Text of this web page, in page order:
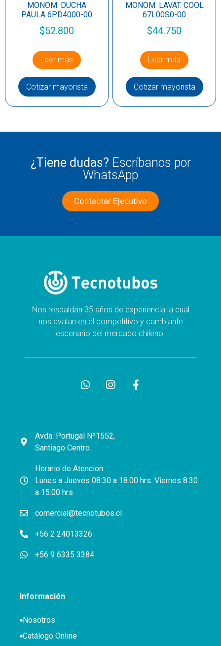
MONOM. DUCHA
PAULA 6PD4000-00
$52.800
Leer más
Cotizar mayorista
MONOM. LAVAT. COOL
67L00S0-00
$44.750
Leer más
Cotizar mayorista
¿Tiene dudas? Escríbanos por
WhatsApp
Contactar Ejecutivo
Nos respaldan 35 años de experiencia la cual
nos avalan en el competitivo y cambiante
escenario del mercado chileno.
Avda. Portugal Nº1552,
Santiago Centro.
Horario de Atencion:
Lunes a Jueves 08:30 a 18:00 hrs. Viernes 8:30
a 15:00 hrs
comercial@tecnotubos.cl
+56 2 24013326
+56 9 6335 3384
Información
Nosotros
Catálogo Online